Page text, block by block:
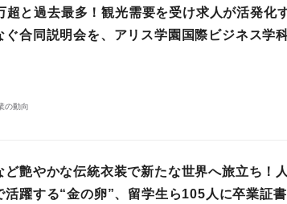
と過去最多！観光需要を受け求人が活発化
合同説明会を、アリス学園国際ビジネス学
の動向
艶やかな伝統衣装で新たな世界へ旅立ち！人
躍する“金の卵”、留学生ら105人に卒業証書